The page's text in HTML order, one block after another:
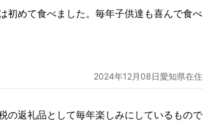
初めて食べました。毎年子供達も喜んで食べ
2024年12月08日愛知県在住
の返礼品として毎年楽しみにしているもので